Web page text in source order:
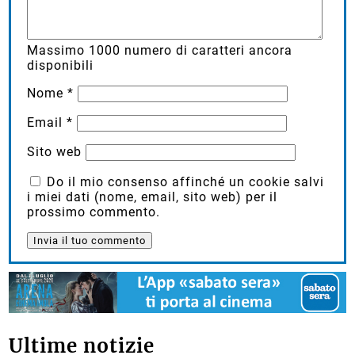
Massimo 1000 numero di caratteri ancora
disponibili
Nome*
Email*
Sito web
Do il mio consenso affinché un cookie salvi
i miei dati (nome, email, sito web) per il
prossimo commento.
Ultime notizie